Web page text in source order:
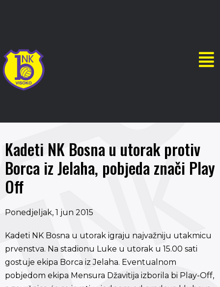
Kadeti NK Bosna u utorak protiv
Borca iz Jelaha, pobjeda znači Play
Off
Ponedjeljak, 1 jun 2015
Kadeti NK Bosna u utorak igraju najvažniju utakmicu
prvenstva. Na stadionu Luke u utorak u 15.00 sati
gostuje ekipa Borca iz Jelaha. Eventualnom
pobjedom ekipa Mensura Džavitija izborila bi Play-Off,